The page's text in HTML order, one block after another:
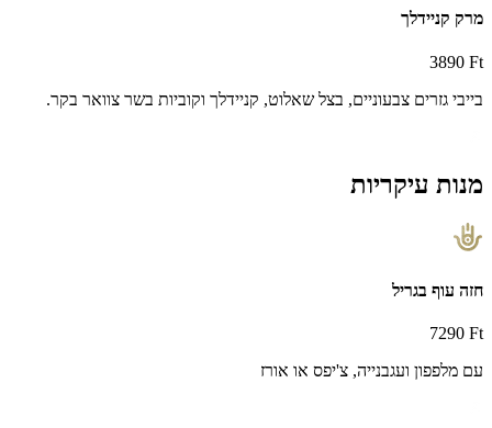
מרק קניידלך
3890 Ft
בייבי גזרים צבעוניים, בצל שאלוט, קניידלך וקוביות בשר צוואר בקר.
מנות עיקריות
חזה עוף בגריל
7290 Ft
עם מלפפון ועגבנייה, צ'יפס או אורז